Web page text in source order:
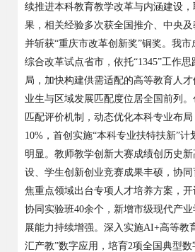
续推进本科教育教学改革与内涵建设
果，相关经验多次获全国推介、中央及
并斩获“重庆市改革创新奖”铜奖。我市
综合改革试点省市，依托“1345”工作思
局，加快构建供需适配的高等教育人
业生与区域发展匹配度位居全国前列
匹配评价机制，动态优化本科专业布
10% ，首创实施“本科专业扶特扶新”计
明显。教师教学创新大赛成绩创历史
设、学生创新创业竞赛成果丰硕，协
焦重点领域出台专项人才培养方案，
协同实验班40余个，新增市级现代产业
展能力持续增强。深入实施AI+高等教
汇产教”数字应用，培育2项全国典型